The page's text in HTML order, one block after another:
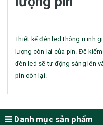
Thiết kế đèn led thông minh
lượng còn lại của pin. Để
đèn led sẽ tự động sáng lên
pin còn lại.
Danh mục sản phẩm